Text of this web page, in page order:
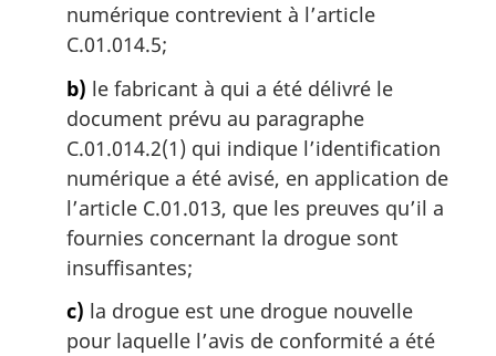
numérique contrevient à l’article
C.01.014.5;
b) le fabricant à qui a été délivré le
document prévu au paragraphe
C.01.014.2(1) qui indique l’identification
numérique a été avisé, en application de
l’article C.01.013, que les preuves qu’il a
fournies concernant la drogue sont
insuffisantes;
c) la drogue est une drogue nouvelle
pour laquelle l’avis de conformité a été